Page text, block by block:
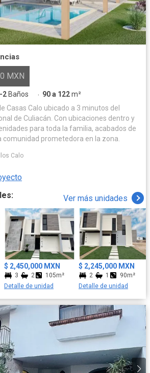
MXN
2 Baños · 90 a 122m²
Casas Calo ubicado a 3 minutos del
de Culiacán. Con ubicaciones dentro y
para toda la familia, acabados de
comunidad prometedora en la zona.
Calo
Ver más unidades
$ 2,450,000 MXN
3 2
105m²
Detalle de unidad
$ 2,245,000 MXN
2 1
90m²
Detalle de unidad